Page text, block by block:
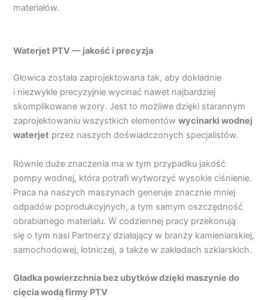
materiałów.
Waterjet PTV — jakość i precyzja
Głowica została zaprojektowana tak, aby dokładnie
i niezwykle precyzyjnie wycinać nawet najbardziej
skomplikowane wzory. Jest to możliwe dzięki starannym
zaprojektowaniu wszystkich elementówwycinarki wodnej
waterjet przez naszych doświadczonych specjalistów.
Równie duże znaczenia ma w tym przypadku jakość
pompy wodnej, która potrafi wytworzyć wysokie ciśnienie.
Praca na naszych maszynach generuje znacznie mniej
odpadów poprodukcyjnych, a tym samym oszczędność
obrabianego materiału. W codziennej pracy przekonują
się o tym nasi Partnerzy działający w branży kamieniarskiej,
samochodowej, lotniczej, a także w zakładach szklarskich.
Gładka powierzchnia bez ubytków dzięki maszynie do
cięcia wodą firmy PTV